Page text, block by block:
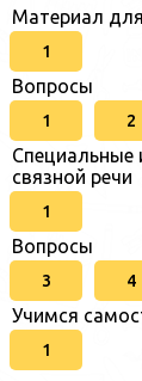
Материал
1
Вопросы
1 2
Специальные
связной речи
1
Вопросы
3 4
Учимся
1